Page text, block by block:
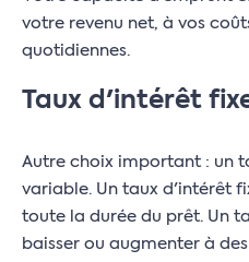
votre revenu net, à vos
quotidiennes.
Taux d'intérêt
Autre choix important : un
variable. Un taux d'intérêt
toute la durée du prêt. Un
baisser ou augmenter à